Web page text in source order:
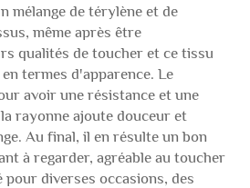
mélange de térylène et de
même après être
qualités de toucher et ce tissu
termes d'apparence. Le
avoir une résistance et une
rayonne ajoute douceur et
Au final, il en résulte un bon
à regarder, agréable au toucher
diverses occasions, des